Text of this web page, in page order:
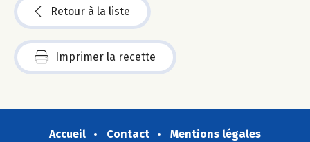
Retour à la liste
Imprimer la recette
Accueil Contact
Mentions légales